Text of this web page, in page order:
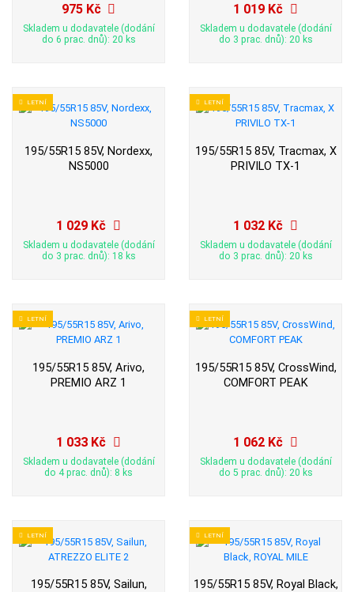
975 Kč
Skladem u dodavatele (dodání
do 6 prac. dnů): 20 ks
1 019 Kč
Skladem u dodavatele (dodání
do 3 prac. dnů): 20 ks
LETNÍ
195/55R15 85V, Nordexx,
NS5000
1 029 Kč
Skladem u dodavatele (dodání
do 3 prac. dnů): 18 ks
LETNÍ
195/55R15 85V, Tracmax, X
PRIVILO TX-1
1 032 Kč
Skladem u dodavatele (dodání
do 3 prac. dnů): 20 ks
LETNÍ
195/55R15 85V, Arivo,
PREMIO ARZ 1
1 033 Kč
Skladem u dodavatele (dodání
do 4 prac. dnů): 8 ks
LETNÍ
195/55R15 85V, CrossWind,
COMFORT PEAK
1 062 Kč
Skladem u dodavatele (dodání
do 5 prac. dnů): 20 ks
LETNÍ
195/55R15 85V, Sailun,
LETNÍ
195/55R15 85V, Royal Black,